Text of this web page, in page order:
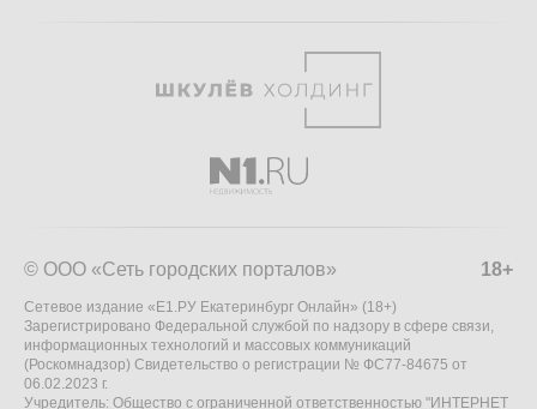
18+
© ООО «Сеть городских порталов»
Сетевое издание «Е1.РУ Екатеринбург Онлайн» (18+)
Зарегистрировано Федеральной службой по надзору в сфере связи,
информационных технологий и массовых коммуникаций
(Роскомнадзор) Свидетельство о регистрации № ФС77-84675 от
06.02.2023 г.
Учредитель: Общество с ограниченной ответственностью "ИНТЕРНЕТ